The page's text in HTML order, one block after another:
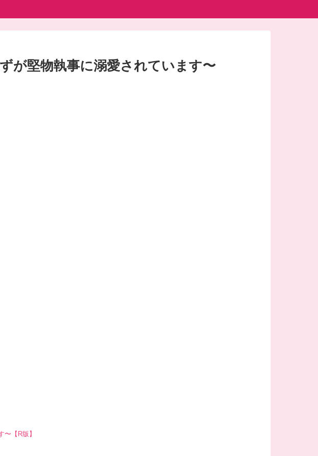
が堅物執事に溺愛されています〜
【R版】